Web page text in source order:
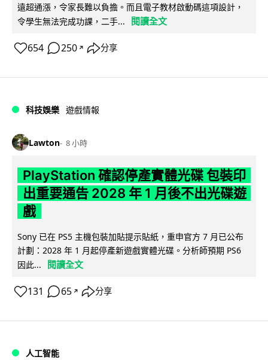
遠超通漲，令家長難以負擔。而且電子教材啟動碼這項設計，
令學生無法完成功課，二手...
閱讀全文
654 250 ↗ 分享
科技娛樂 遊戲情報
Lawton 8 小時
PlayStation 確認停產實體光碟 包裝印
出重要通告 2028 年 1 月後不出光碟遊
戲
Sony 已在 PS5 主機包裝加貼提示貼紙，重申官方 7 月已公布
計劃：2028 年 1 月起停產新遊戲實體光碟。分析師預期 PS6
因此...
閱讀全文
131 65 ↗ 分享
人工智能